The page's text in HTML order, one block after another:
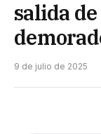
salida
9 de julio de 2025